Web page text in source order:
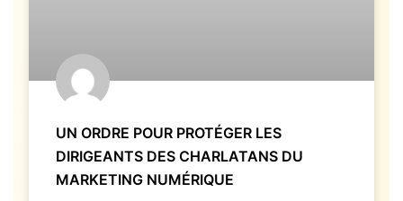
UN ORDRE POUR PROTÉGER LES
DIRIGEANTS DES CHARLATANS DU
MARKETING NUMÉRIQUE